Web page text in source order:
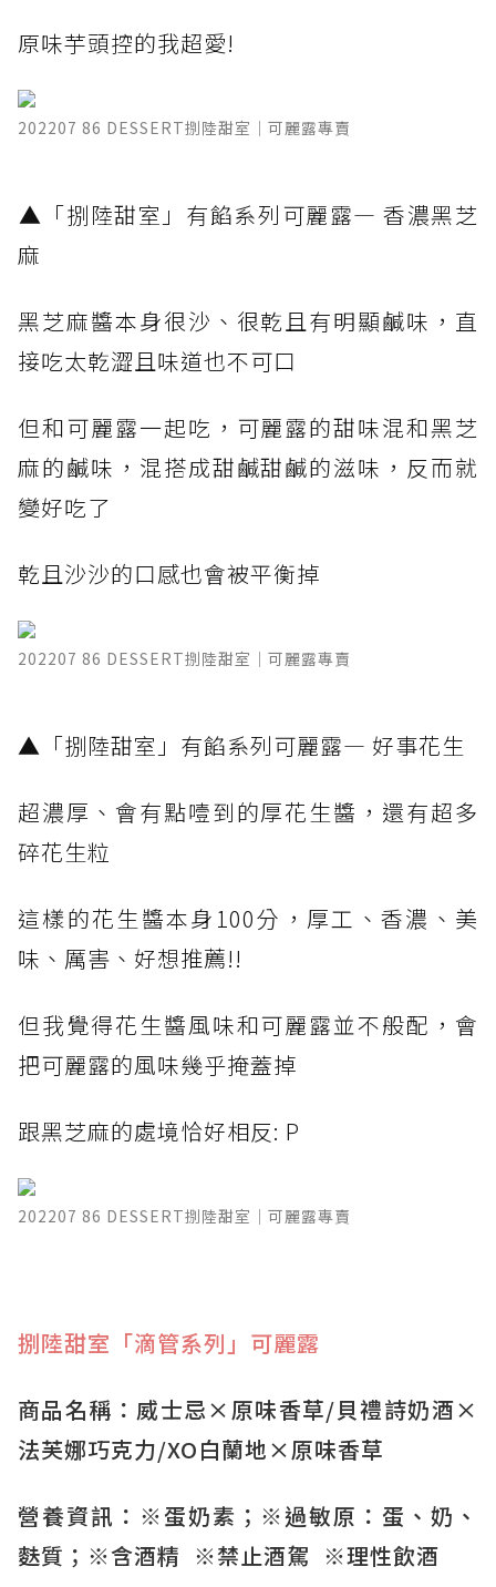
原味芋頭控的我超愛!
202207 86 DESSERT捌陸甜室｜可麗露專賣
​▲「捌陸甜室」有餡系列可麗露— 香濃黑芝
麻
黑芝麻醬本身很沙、很乾且有明顯鹹味，直
接吃太乾澀且味道也不可口
但和可麗露一起吃，可麗露的甜味混和黑芝
麻的鹹味，混搭成甜鹹甜鹹的滋味，反而就
變好吃了
乾且沙沙的口感也會被平衡掉
202207 86 DESSERT捌陸甜室｜可麗露專賣
​▲「捌陸甜室」有餡系列可麗露— 好事花生 ​
超濃厚、會有點噎到的厚花生醬，還有超多
碎花生粒
這樣的花生醬本身100分，厚工、香濃、美
味、厲害、好想推薦!!
但我覺得花生醬風味和可麗露並不般配，會
把可麗露的風味幾乎掩蓋掉
跟黑芝麻的處境恰好相反: P
202207 86 DESSERT捌陸甜室｜可麗露專賣
捌陸甜室「滴管系列」可麗露
商品名稱：威士忌×原味香草/貝禮詩奶酒×
法芙娜巧克力/XO白蘭地×原味香草
營養資訊：※蛋奶素；※過敏原：蛋、奶、
麩質；※含酒精 ※禁止酒駕 ※理性飲酒